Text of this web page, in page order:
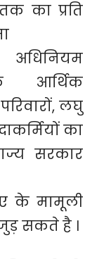
का प्रति
अधिनियम
आर्थिक
लघु
का
सरकार
के मामूली
सकते है ।